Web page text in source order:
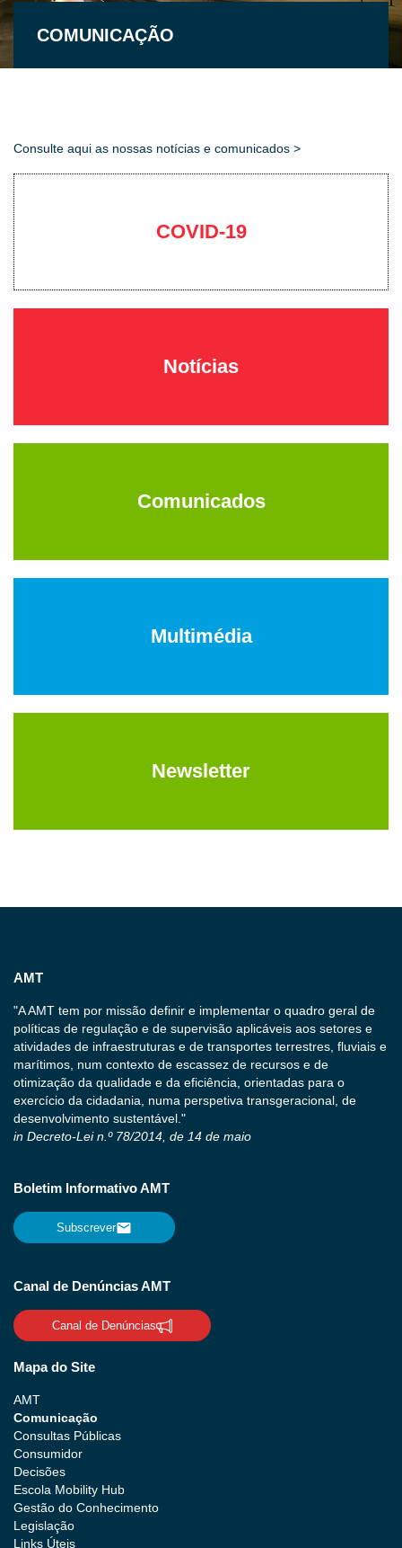
COMUNICAÇÃO
Consulte aqui as nossas notícias e comunicados >
COVID-19
Notícias
Comunicados
Multimédia
Newsletter
AMT
"A AMT tem por missão definir e implementar o quadro geral de
políticas de regulação e de supervisão aplicáveis aos setores e
atividades de infraestruturas e de transportes terrestres, fluviais e
marítimos, num contexto de escassez de recursos e de
otimização da qualidade e da eficiência, orientadas para o
exercício da cidadania, numa perspetiva transgeracional, de
desenvolvimento sustentável."
in Decreto-Lei n.º 78/2014, de 14 de maio
Boletim Informativo AMT
Subscrever
Canal de Denúncias AMT
Canal de Denúncias
Mapa do Site
AMT
Comunicação
Consultas Públicas
Consumidor
Decisões
Escola Mobility Hub
Gestão do Conhecimento
Legislação
Links Úteis